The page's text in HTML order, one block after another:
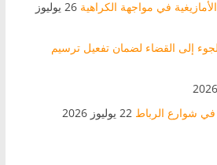
في مواجهة الكراهية
26 يوليوز
إلى القضاء لضمان تفعيل ترسيم
في شوارع الرباط 22 يوليوز 2026